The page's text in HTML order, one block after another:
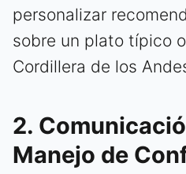
personalizar
sobre un plato típico
Cordillera de los
2.
Manejo de